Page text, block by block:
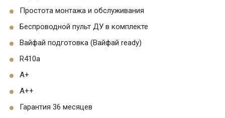
Простота монтажа и обслуживания
Беспроводной пульт ДУ в комплекте
Вайфай подготовка (Вайфай ready)
R410a
A+
A++
Гарантия 36 месяцев